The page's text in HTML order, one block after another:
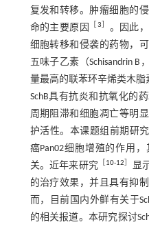
复发和转移。肿瘤细胞的
命的主要原因
3
。因此
细胞转移和侵袭的药物，
五味子乙素（Schisandrin B
量最高的联苯环辛烯类木脂
SchB具有抗炎和抗氧化的
周期阻滞和细胞凋亡等明
护活性。本课题组前期研究
癌Pan02细胞增殖的作用
关。近年来研究
10-12
显
的治疗效果，并且具有抑
而，目前国内外鲜有关于
的相关报道。本研究探讨